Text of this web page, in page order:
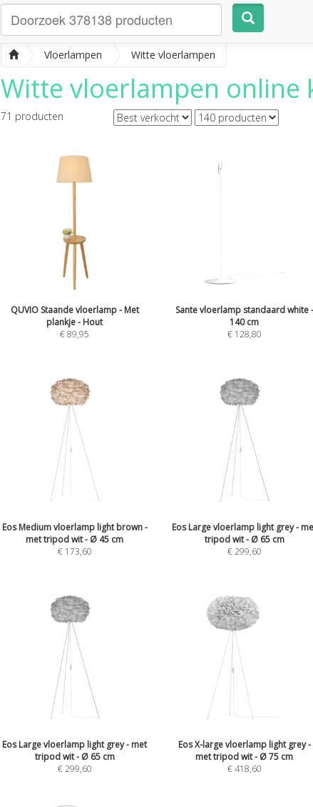
Vloerlampen Witte vloerlampen
Witte vloerlampen online
71 producten
QUVIO Staande vloerlamp - Met
plankje - Hout
€89,95
Sante vloerlamp standaard white -
140 cm
€ 128,80
Eos Medium vloerlamp light brown -
met tripod wit - Ø 45 cm
€ 173,60
Eos Large vloerlamp light grey -
tripod wit - Ø 65 cm
€299,60
Eos Large vloerlamp light grey - met
tripod wit - Ø 65 cm
€299,60
Eos X-large vloerlamp light grey -
met tripod wit - Ø 75 cm
€418,60